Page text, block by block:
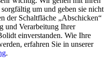
um und geben sie nicht
der Schaltfläche „Abschicken“
und Verarbeitung Ihrer
einverstanden. Wie Ihre
erfahren Sie in unserer
.